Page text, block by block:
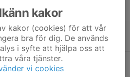
0
VSK
i Råda
kakor
kakor (cookies) för att vår
bra för dig. De används
i syfte att hjälpa oss att
våra tjänster.
vi cookies